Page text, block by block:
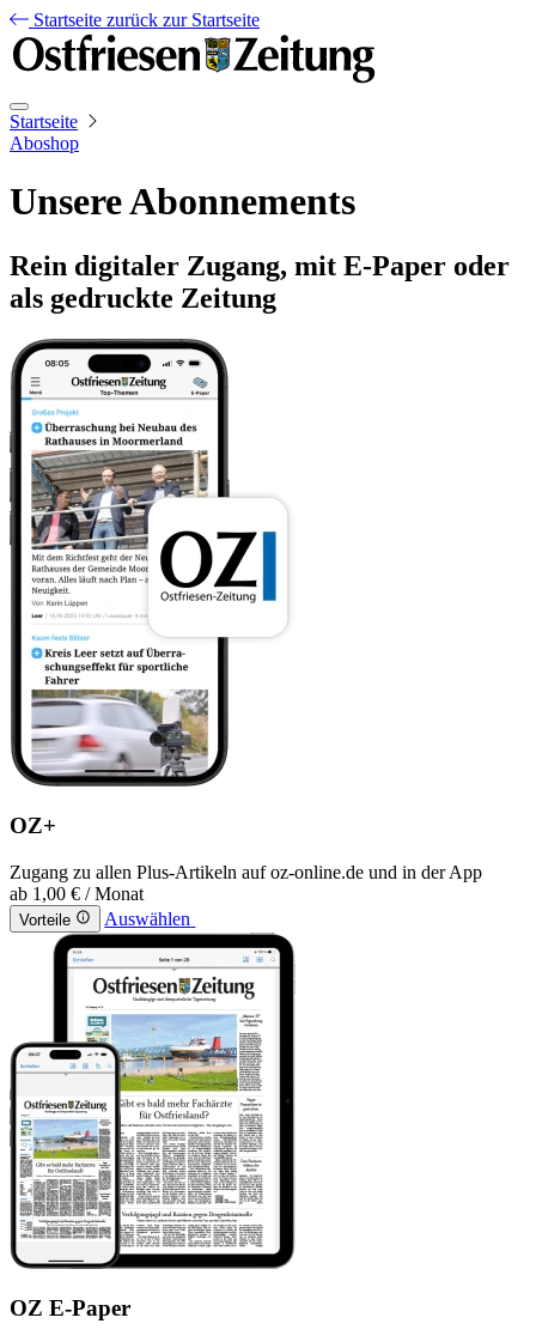
Startseite zurück zur Startseite
Startseite
Aboshop
Unsere Abonnements
Rein digitaler Zugang, mit E-Paper oder
als gedruckte Zeitung
OZ+
Zugang zu allen Plus-Artikeln auf oz-online.de und in der App
ab 1,00 € / Monat
Vorteile Auswählen
OZ E-Paper